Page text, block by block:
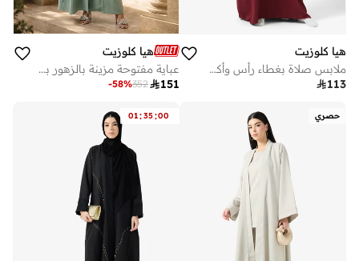
هيا كلوزيت
ملابس صلاة بغطاء رأس وأكمام مستقيمة
113
هيا كلوزيت
عباية مفتوحة مزينة بالزهور بياقة على شكل حرف وأكمام منتفخة
151
352
-58%
حصري 01:35:00